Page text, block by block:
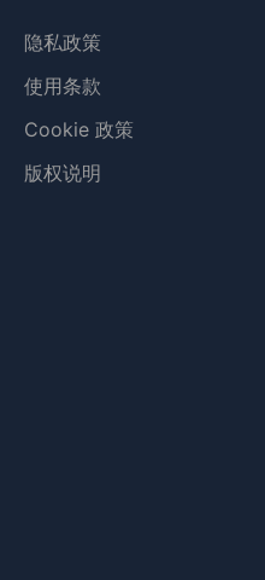
隐私政策
使用条款
Cookie 政策
版权说明